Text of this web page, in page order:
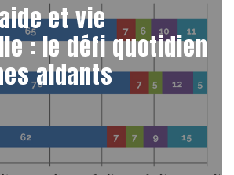
et vie
: le défi quotidien
aidants